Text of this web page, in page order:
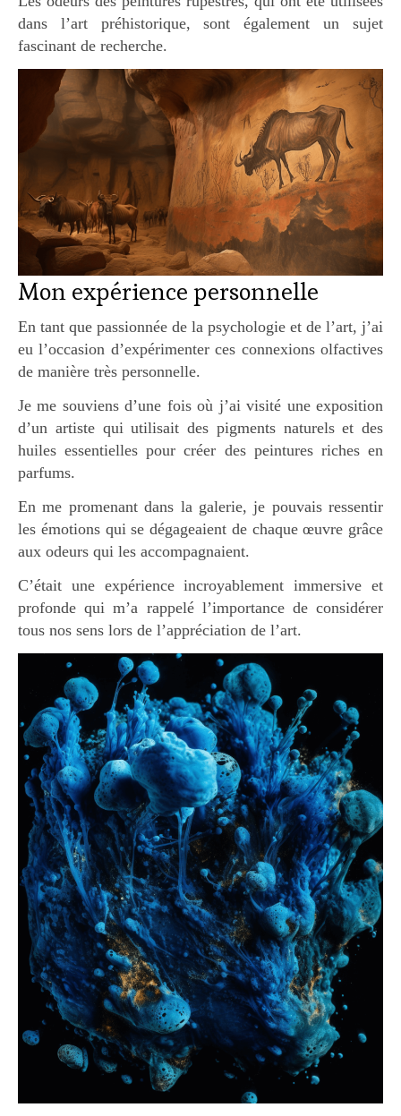
dans l’art préhistorique, sont également un sujet
fascinant de recherche.
Mon expérience personnelle
En tant que passionnée de la psychologie et de l’art, j’ai
eu l’occasion d’expérimenter ces connexions olfactives
de manière très personnelle.
Je me souviens d’une fois où j’ai visité une exposition
d’un artiste qui utilisait des pigments naturels et des
huiles essentielles pour créer des peintures riches en
parfums.
En me promenant dans la galerie, je pouvais ressentir
les émotions qui se dégageaient de chaque œuvre grâce
aux odeurs qui les accompagnaient.
C’était une expérience incroyablement immersive et
profonde qui m’a rappelé l’importance de considérer
tous nos sens lors de l’appréciation de l’art.